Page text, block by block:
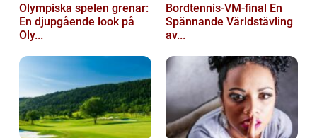
Olympiska spelen grenar:
En djupgående look på
Oly...
Bordtennis-VM-final En
Spännande Världstävling
av...